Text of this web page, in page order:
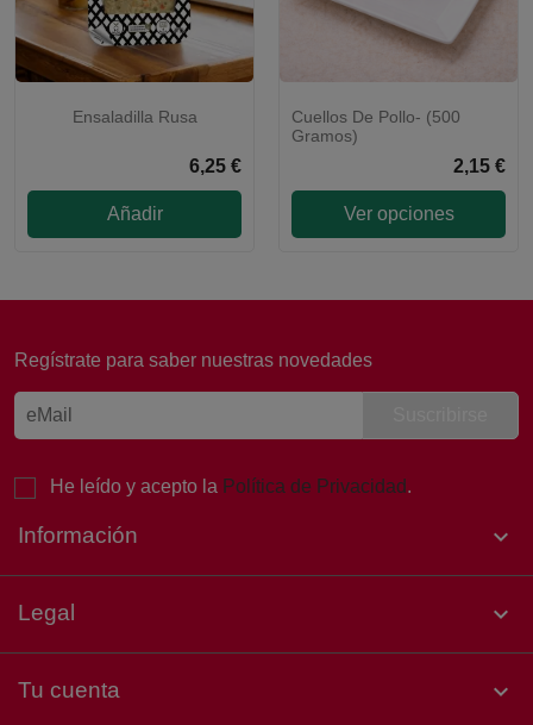
Ensaladilla Rusa
6,25 €
Añadir
Cuellos De Pollo- (500
Gramos)
2,15 €
Ver opciones
Regístrate para saber nuestras novedades
He leído y acepto la Política de Privacidad.
Información 
Legal 
Tu cuenta 